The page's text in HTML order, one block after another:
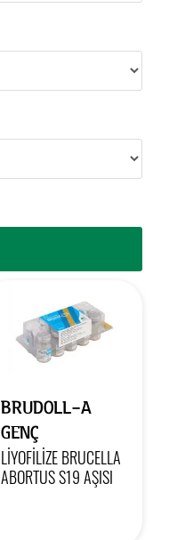
BRUDOLL-A
GENÇ
LİYOFİLİZE BRUCELLA
ABORTUS S19 AŞISI